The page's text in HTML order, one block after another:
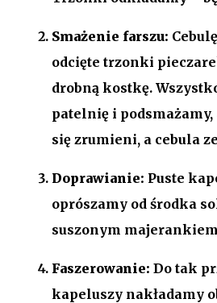
Smażenie farszu:
odcięte trzonki
drobną kostkę.
patelnię i
się zrumieni, a cebula
Doprawianie: Puste
oprószamy od środka
suszonym
Faszerowanie: Do tak
kapeluszy nakładamy